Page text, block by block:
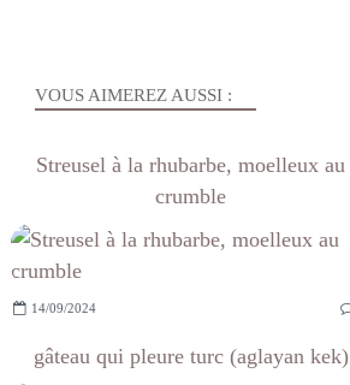
VOUS AIMEREZ AUSSI :
Streusel à la rhubarbe, moelleux au
crumble
14/09/2024
gâteau qui pleure turc (aglayan kek)